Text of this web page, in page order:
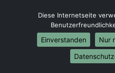
Umzug von Wolfsburg
Umzug von Wolfsburg
Umzug von Wolfsburg
Umzug von Wolfsburg
Umzug von Wolfsburg
Diese Internetseite
Einverstanden
Nur